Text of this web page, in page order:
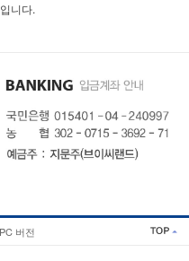
니다.
PC 버전